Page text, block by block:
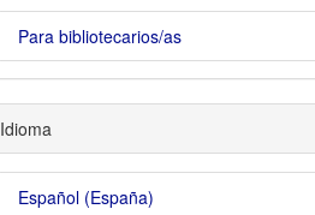
Para bibliotecarios/as
Idioma
Español (España)